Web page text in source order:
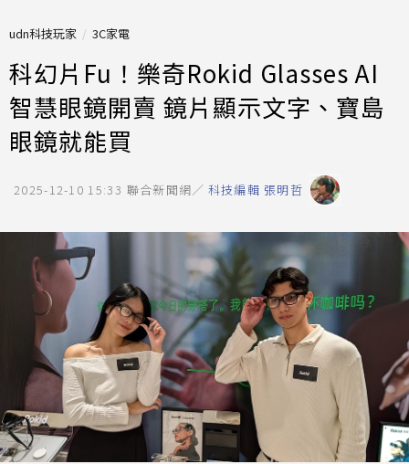
udn科技玩家 3C家電
科幻片Fu！樂奇Rokid Glasses AI
智慧眼鏡開賣 鏡片顯示文字、寶島
眼鏡就能買
2025-12-10 15:33 聯合新聞網／ 科技編輯 張明哲